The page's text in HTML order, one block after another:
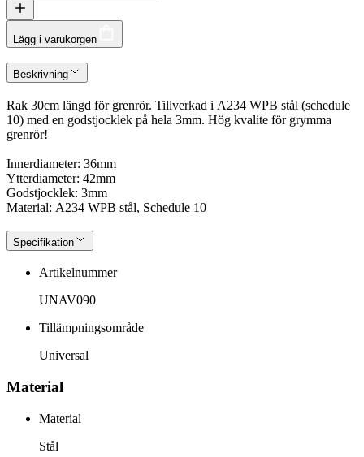
Lägg i varukorgen
Beskrivning
Rak 30cm längd för grenrör. Tillverkad i A234 WPB stål (schedule
10) med en godstjocklek på hela 3mm. Hög kvalite för grymma
grenrör!
Innerdiameter: 36mm
Ytterdiameter: 42mm
Godstjocklek: 3mm
Material: A234 WPB stål, Schedule 10
Specifikation
Artikelnummer
UNAV090
Tillämpningsområde
Universal
Material
Material
Stål